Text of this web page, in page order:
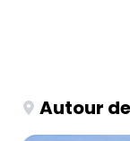
Autour